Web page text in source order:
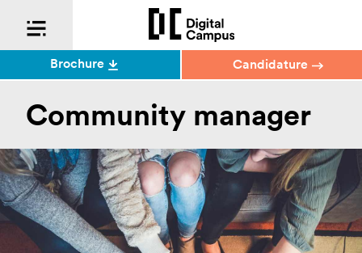
Community manager
Brochure Candidature